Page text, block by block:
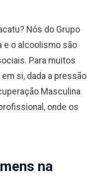
Nós do Grupo
e o alcoolismo são
Para muitos
si, dada a pressão
Masculina
onde os
na